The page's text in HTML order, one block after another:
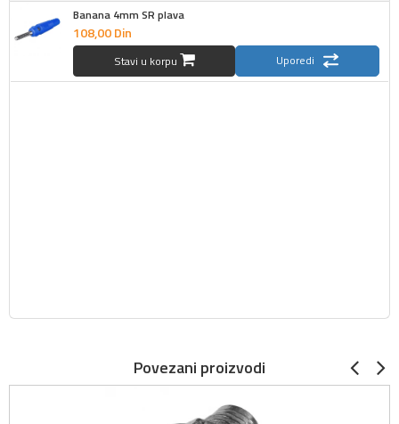
Banana 4mm SR plava
108,00Din
Stavi u korpu Uporedi
Povezani proizvodi